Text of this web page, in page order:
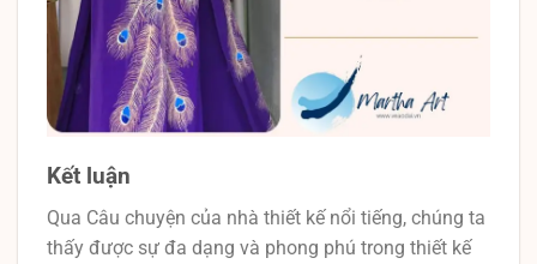
Kết luận
Qua Câu chuyện của nhà thiết kế nổi tiếng, chúng ta
thấy được sự đa dạng và phong phú trong thiết kế